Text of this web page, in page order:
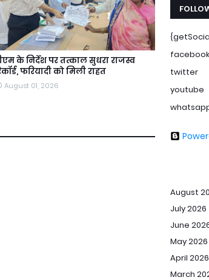
के निर्देश पर तत्काल सुधरा राजस्व
फरियादी को मिली राहत
August 01, 2026
facebook
twitter
youtube
August
July 2026
June
May 2026
April 2026
March